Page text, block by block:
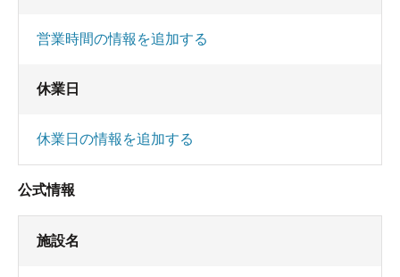
営業時間の情報を追加する
休業日
休業日の情報を追加する
公式情報
施設名